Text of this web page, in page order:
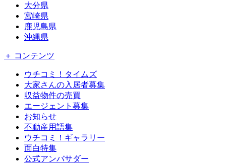
大分県
宮崎県
鹿児島県
沖縄県
＋ コンテンツ
ウチコミ！タイムズ
大家さんの入居者募集
収益物件の売買
エージェント募集
お知らせ
不動産用語集
ウチコミ！ギャラリー
面白特集
公式アンバサダー